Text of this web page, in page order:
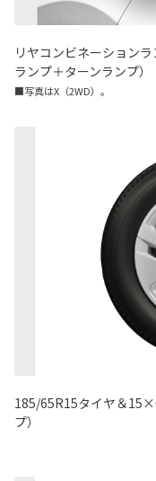
リヤコンビネーション
ランプ＋ターンランプ）
■写真はX（2WD）。
185/65R15タイヤ＆
プ）